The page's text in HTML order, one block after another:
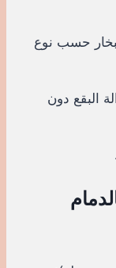
حسب نوع
البقع دون